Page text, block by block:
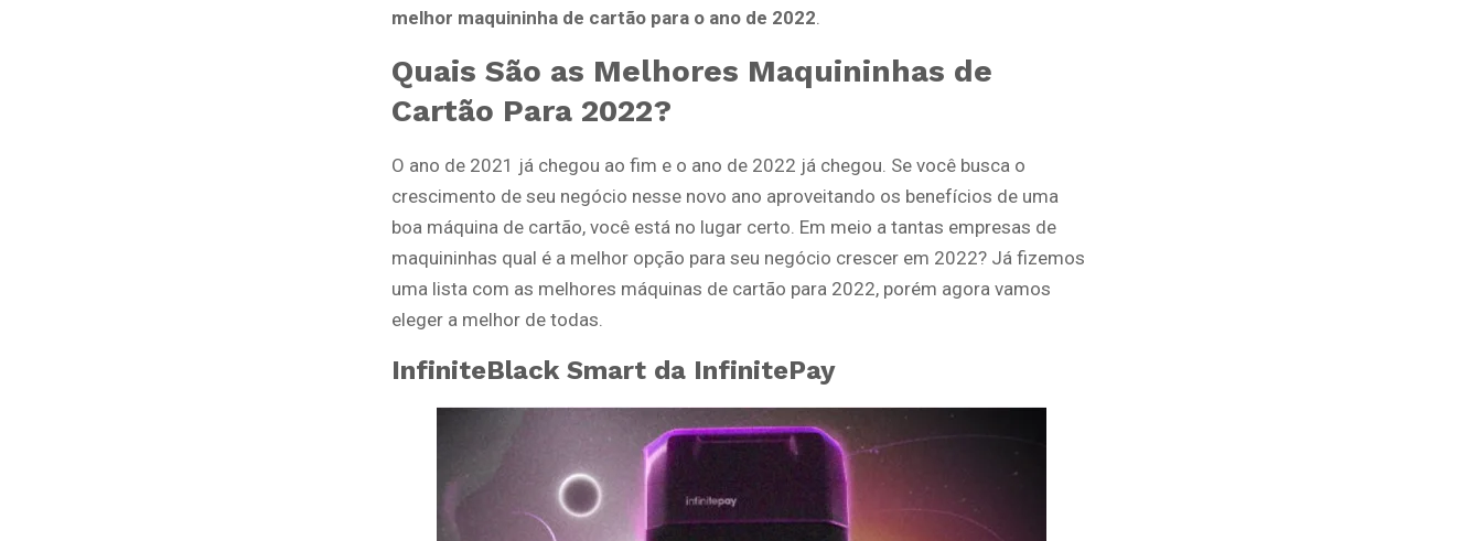
melhor maquininha de cartão para o ano de 2022.
Quais São as Melhores Maquininhas de
Cartão Para 2022?
O ano de 2021 já chegou ao fim e o ano de 2022 já chegou. Se você busca o
crescimento de seu negócio nesse novo ano aproveitando os benefícios de uma
boa máquina de cartão, você está no lugar certo. Em meio a tantas empresas de
maquininhas qual é a melhor opção para seu negócio crescer em 2022? Já fizemos
uma lista com as melhores máquinas de cartão para 2022, porém agora vamos
eleger a melhor de todas.
InfiniteBlack Smart da InfinitePay